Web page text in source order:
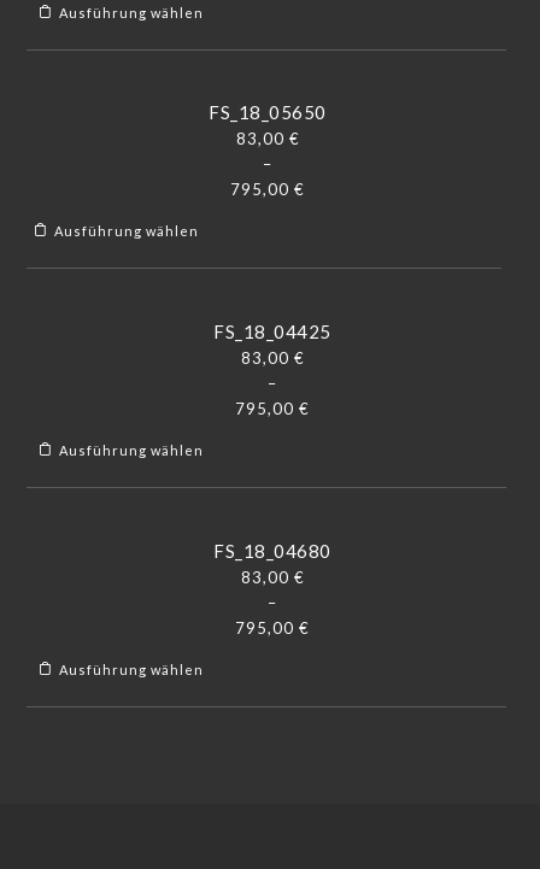
Ausführung wählen
FS_18_05650
83,00 €
–
795,00€
Ausführung wählen
FS_18_04425
83,00 €
–
795,00 €
Ausführung wählen
FS_18_04680
83,00 €
–
795,00 €
Ausführung wählen